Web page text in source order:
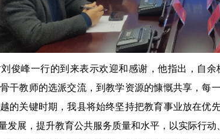
俊峰一行的到来表示欢迎和感谢，他指出，自
干教师的选派交流，到教学资源的慷慨共享，
的关键时期，我县将始终坚持把教育事业放在
发展，提升教育公共服务质量和水平，以实际行动